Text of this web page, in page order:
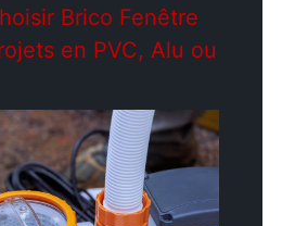
Brico Fenêtre
en PVC, Alu ou